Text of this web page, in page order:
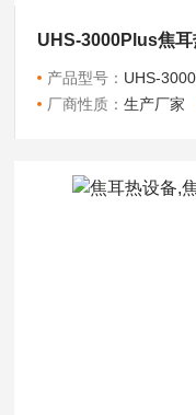
UHS-3000Plus焦
产品型号： UHS-
厂商性质：生产厂家